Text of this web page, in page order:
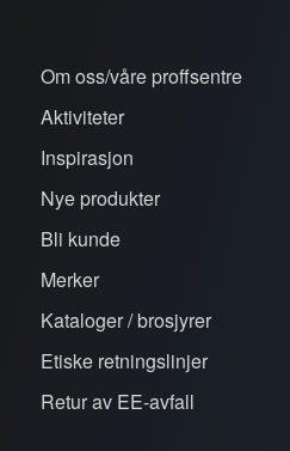
Om oss/våre proffsentre
Aktiviteter
Inspirasjon
Nye produkter
Bli kunde
Merker
Kataloger / brosjyrer
Etiske retningslinjer
Retur av EE-avfall